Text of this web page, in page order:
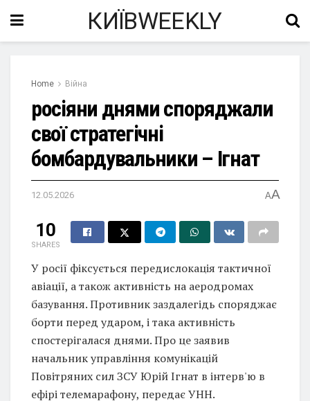
КИЇВWEEKLY
Home Війна
росіяни днями споряджали
свої стратегічні
бомбардувальники – Ігнат
12.05.2026 AA
10
SHARES
У росії фіксується передислокація тактичної
авіації, а також активність на аеродромах
базування. Противник заздалегідь споряджає
борти перед ударом, і така активність
спостерігалася днями. Про це заявив
начальник управління комунікацій
Повітряних сил ЗСУ Юрій Ігнат в інтерв'ю в
ефірі телемарафону, передає УНН.